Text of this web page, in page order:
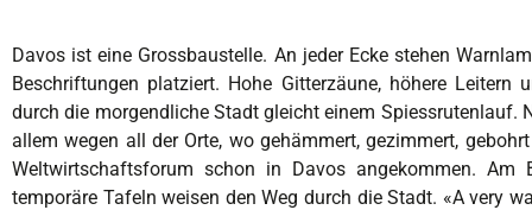
Davos ist eine Grossbaustelle. An jeder Ecke stehen
Beschriftungen platziert. Hohe Gitterzäune, höhere Leitern
durch die morgendliche Stadt gleicht einem Spiessrutenlauf.
allem wegen all der Orte, wo gehämmert, gezimmert,
Weltwirtschaftsforum schon in Davos angekommen. Am
temporäre Tafeln weisen den Weg durch die Stadt. «A very